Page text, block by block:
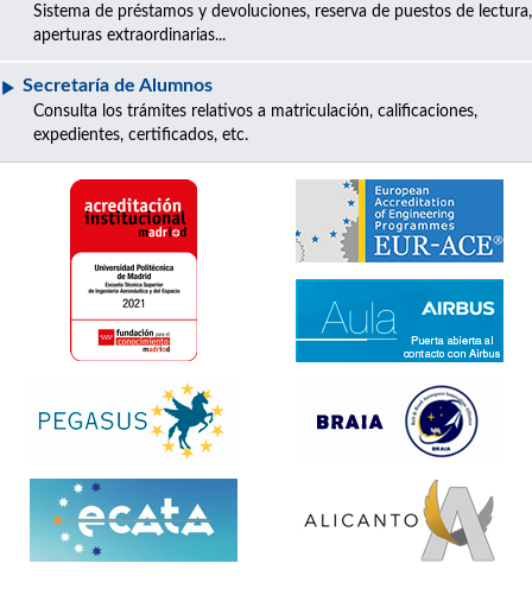
Sistema de préstamos y devoluciones, reserva de puestos de lectura,
aperturas extraordinarias...
Secretaría de Alumnos
Consulta los trámites relativos a matriculación, calificaciones,
expedientes, certificados, etc.